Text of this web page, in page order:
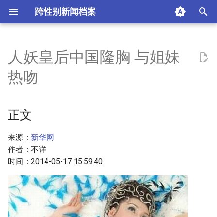
跨性别新闻档案
i
t
a
l
i
i
n
正文
摘要与附加信息
附加信息 [Processed Page
Metadata]
人妖皇后中国隆胸 与姐妹
热吻
正文
来源： 新华网
作者：不详
时间：2014-05-17 15:59:40